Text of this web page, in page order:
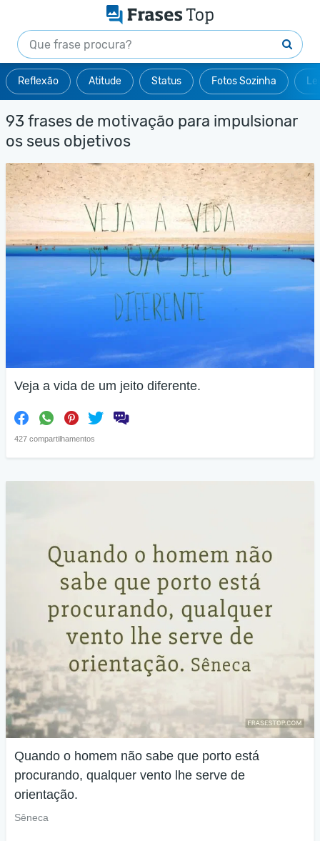
Reflexão Atitude Status Fotos Sozinha
93 frases de motivação para impulsionar
os seus objetivos
Veja a vida de um jeito diferente.
427 compartilhamentos
Quando o homem não sabe que porto está
procurando, qualquer vento lhe serve de
orientação.
Sêneca